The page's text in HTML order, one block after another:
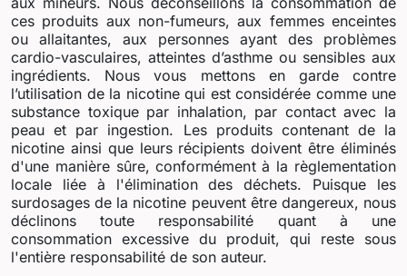
ces produits aux non-fumeurs, aux femmes enceintes
ou allaitantes, aux personnes ayant des problèmes
cardio-vasculaires, atteintes d’asthme ou sensibles aux
ingrédients. Nous vous mettons en garde contre
l’utilisation de la nicotine qui est considérée comme une
substance toxique par inhalation, par contact avec la
peau et par ingestion. Les produits contenant de la
nicotine ainsi que leurs récipients doivent être éliminés
d'une manière sûre, conformément à la règlementation
locale liée à l'élimination des déchets. Puisque les
surdosages de la nicotine peuvent être dangereux, nous
déclinons toute responsabilité quant à une
consommation excessive du produit, qui reste sous
l'entière responsabilité de son auteur.